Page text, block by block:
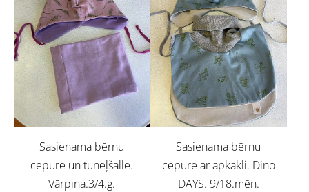
Sasienama bērnu
cepure un tuneļšalle.
Vārpiņa.3/4.g.
Sasienama bērnu
cepure ar apkakli. Dino
DAYS. 9/18.mēn.